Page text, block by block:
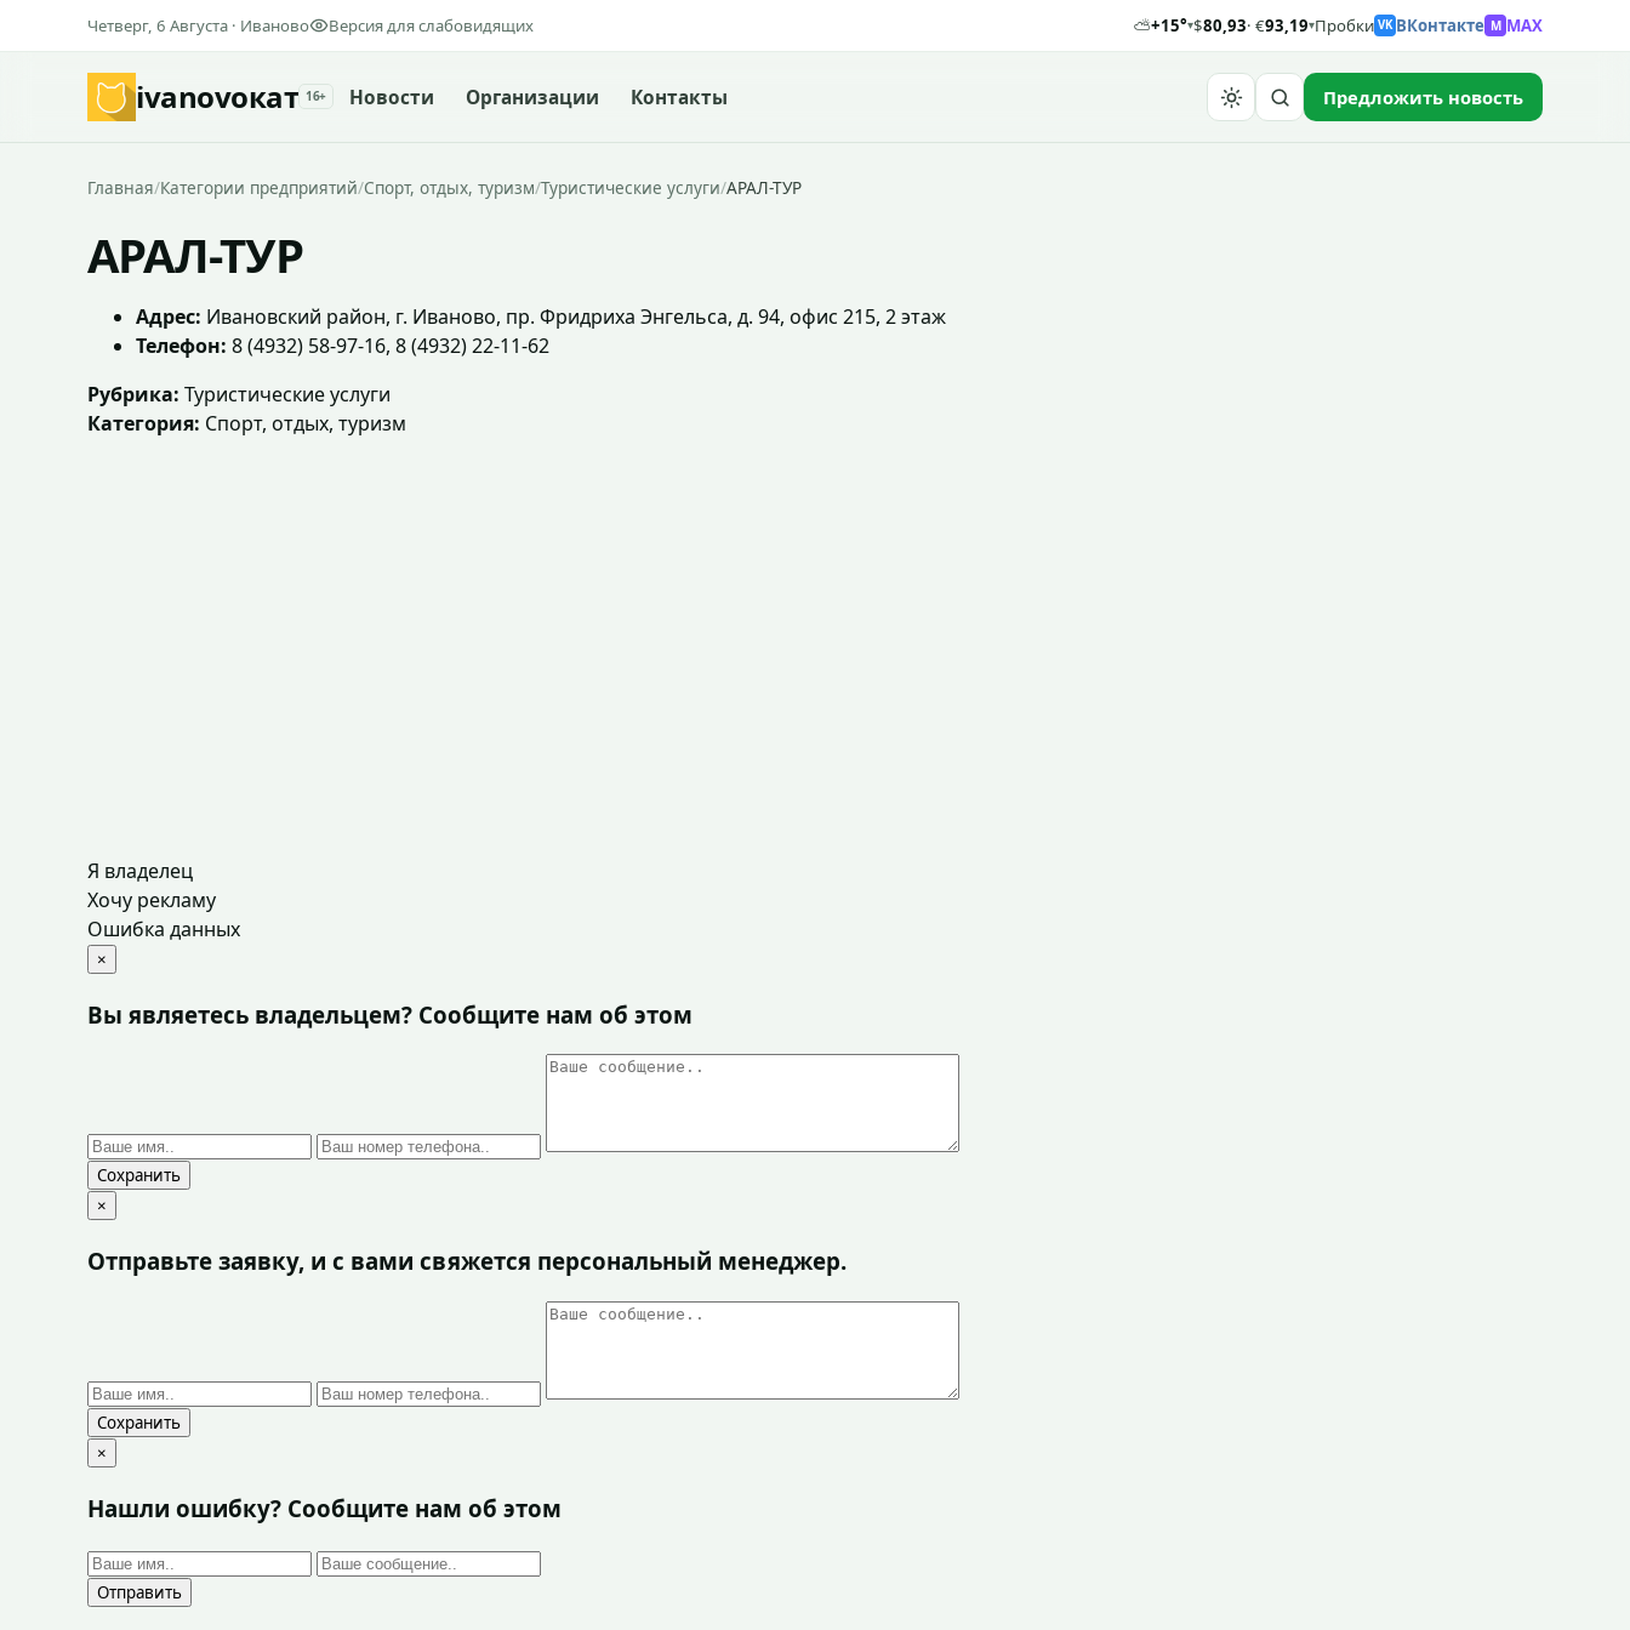
Четверг, 6 Августа · Иваново Версия для слабовидящих ⛅+15°▾$80,93· €93,19▾Пробки VK ВКонтакте M MAX
ivanovoкат 16+ Новости Организации Контакты Предложить новость
Главная/Категории предприятий/Спорт, отдых, туризм/Туристические услуги/АРАЛ-ТУР
АРАЛ-ТУР
Адрес: Ивановский район, г. Иваново, пр. Фридриха Энгельса, д. 94, офис 215, 2 этаж
Телефон: 8 (4932) 58-97-16, 8 (4932) 22-11-62
Рубрика: Туристические услуги
Категория: Спорт, отдых, туризм
Я владелец
Хочу рекламу
Ошибка данных
×
Вы являетесь владельцем? Сообщите нам об этом
Сохранить
×
Отправьте заявку, и с вами свяжется персональный менеджер.
Сохранить
×
Нашли ошибку? Сообщите нам об этом
Отправить